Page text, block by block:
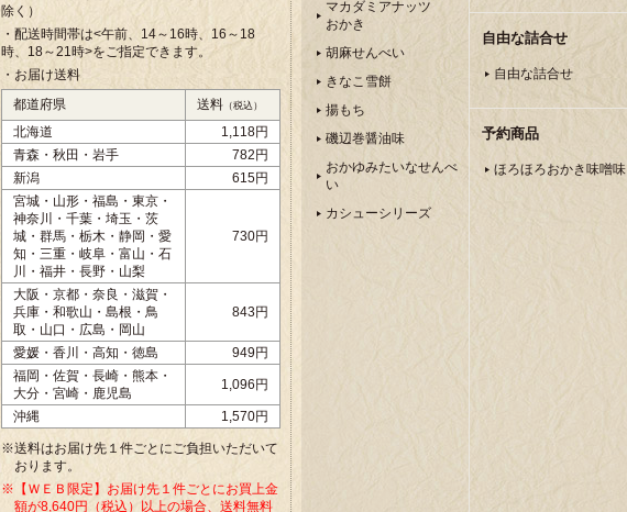
除く）
・配送時間帯は<午前、 14～16時、16～18
時、18～21時>をご指定できます。
・お届け送料
都道府県
送料 （税込）
北海道
1,118円
青森・秋田・岩手
782円
新潟
615円
宮城・山形・福島・東京・
神奈川・千葉・埼玉・茨
城・群馬・栃木・静岡・愛
知・三重・岐阜・富山・石
川・福井・長野・山梨
730円
大阪・京都・奈良・滋賀・
兵庫・和歌山・島根・鳥
取・山口・広島・岡山
843円
愛媛・香川・高知・徳島
949円
福岡・佐賀・長崎・熊本・
大分・宮崎・鹿児島
1,096円
沖縄 1,570円
※送料はお届け先１件ごとにご負担いただいて
おります。
※【ＷＥＢ限定】お届け先１件ごとにお買上金
額が8,640円（税込）以上の場合、送料無料
マカダミアナッツ
おかき
胡麻せんべい
きなこ雪餅
揚もち
磯辺巻醤油味
おかゆみたいなせんべ
い
カシューシリーズ
自由な詰合せ
自由な詰合せ
予約商品
ほろほろおかき味噌味